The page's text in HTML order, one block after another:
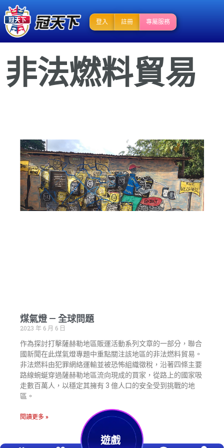
登入 註冊 專屬服務
非法燃料貿易
煤氣燈 — 全球問題
2023 年 6 月 6 日
作為探討打擊薩赫勒地區販運活動系列文章的一部分，聯合
國新聞在此煤氣燈專題中重點關注該地區的非法燃料貿易。
非法燃料由犯罪網絡運輸並被恐怖組織徵稅，沿著四條主要
路線蜿蜒穿過薩赫勒地區流向現成的買家，從路上的國家吸
走數百萬人，以穩定其擁有 3 億人口的安全受到挑戰的地
區。
閱讀更多 »
遊戲